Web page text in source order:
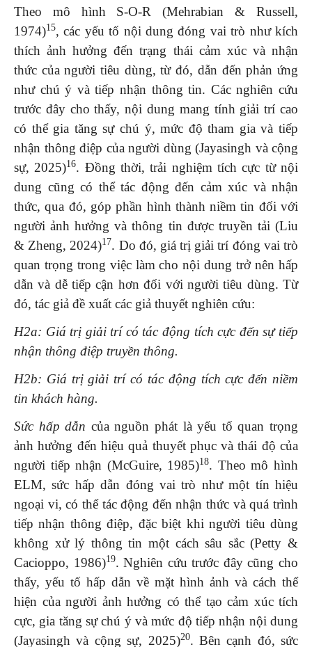
Theo mô hình S-O-R (Mehrabian & Russell,
1974)15, các yếu tố nội dung đóng vai trò như kích
thích ảnh hưởng đến trạng thái cảm xúc và nhận
thức của người tiêu dùng, từ đó, dẫn đến phản ứng
như chú ý và tiếp nhận thông tin. Các nghiên cứu
trước đây cho thấy, nội dung mang tính giải trí cao
có thể gia tăng sự chú ý, mức độ tham gia và tiếp
nhận thông điệp của người dùng (Jayasingh và cộng
sự, 2025)16. Đồng thời, trải nghiệm tích cực từ nội
dung cũng có thể tác động đến cảm xúc và nhận
thức, qua đó, góp phần hình thành niềm tin đối với
người ảnh hưởng và thông tin được truyền tải (Liu
& Zheng, 2024)17. Do đó, giá trị giải trí đóng vai trò
quan trọng trong việc làm cho nội dung trở nên hấp
dẫn và dễ tiếp cận hơn đối với người tiêu dùng. Từ
đó, tác giả đề xuất các giả thuyết nghiên cứu:
H2a: Giá trị giải trí có tác động tích cực đến sự tiếp
nhận thông điệp truyền thông.
H2b: Giá trị giải trí có tác động tích cực đến niềm
tin khách hàng.
Sức hấp dẫn của nguồn phát là yếu tố quan trọng
ảnh hưởng đến hiệu quả thuyết phục và thái độ của
người tiếp nhận (McGuire, 1985)18. Theo mô hình
ELM, sức hấp dẫn đóng vai trò như một tín hiệu
ngoại vi, có thể tác động đến nhận thức và quá trình
tiếp nhận thông điệp, đặc biệt khi người tiêu dùng
không xử lý thông tin một cách sâu sắc (Petty &
Cacioppo, 1986)19. Nghiên cứu trước đây cũng cho
thấy, yếu tố hấp dẫn về mặt hình ảnh và cách thể
hiện của người ảnh hưởng có thể tạo cảm xúc tích
cực, gia tăng sự chú ý và mức độ tiếp nhận nội dung
(Jayasingh và cộng sự, 2025)20. Bên cạnh đó, sức